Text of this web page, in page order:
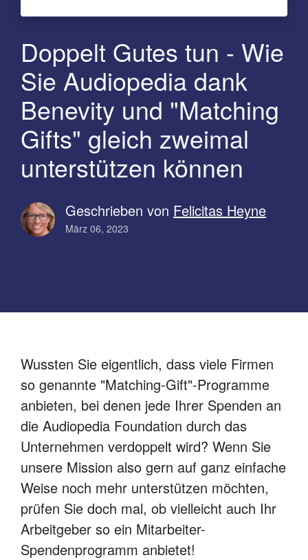
Doppelt Gutes tun - Wie
Sie Audiopedia dank
Benevity und "Matching
Gifts" gleich zweimal
unterstützen können
Geschrieben von Felicitas Heyne
März 06, 2023
Wussten Sie eigentlich, dass viele Firmen
so genannte "Matching-Gift"-Programme
anbieten, bei denen jede Ihrer Spenden an
die Audiopedia Foundation durch das
Unternehmen verdoppelt wird? Wenn Sie
unsere Mission also gern auf ganz einfache
Weise noch mehr unterstützen möchten,
prüfen Sie doch mal, ob vielleicht auch Ihr
Arbeitgeber so ein Mitarbeiter-
Spendenprogramm anbietet!